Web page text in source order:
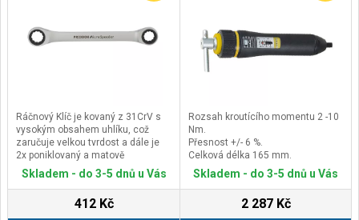
Ráčnový Klíč je kovaný z 31CrV s
vysokým obsahem uhlíku, což
zaručuje velkou tvrdost a dále je
2x poniklovaný a matově
pochromovaný.
Klíč je rovný bez 15° vyhnutí očka.
jednostranný bez přepínání, tzn.
Skladem - do 3-5 dnů u Vás
412 Kč
Rozsah kroutícího momentu 2 -10
Nm.
Přesnost +/- 6 %.
Celková délka 165 mm.
Hmotnost 270 g.
Skladem - do 3-5 dnů u Vás
2 287 Kč